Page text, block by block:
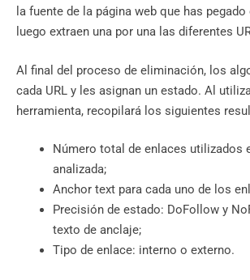
la fuente de la página web que has
luego extraen una por una las diferentes
Al final del proceso de eliminación, los
cada URL y les asignan un estado. Al
herramienta, recopilará los siguientes
Número total de enlaces utilizados
analizada;
Anchor text para cada uno de los
Precisión de estado: DoFollow y
texto de anclaje;
Tipo de enlace: interno o externo.